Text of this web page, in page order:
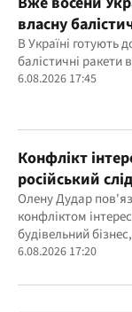
власну
В Україні готують
балістичні ракети
6.08.2026 17:45
Конфлікт
російський
Олену Дудар
конфліктом
будівельний
судові справи
6.08.2026 17:20